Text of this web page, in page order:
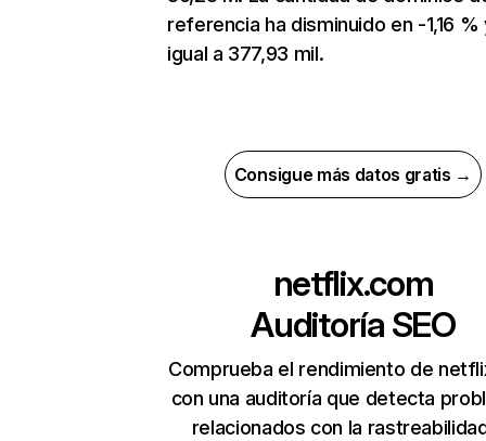
referencia ha disminuido en -1,16 %
igual a 377,93 mil.
Consigue más datos gratis →
netflix.com
Auditoría SEO
Comprueba el rendimiento de
con una auditoría que detecta
relacionados con la